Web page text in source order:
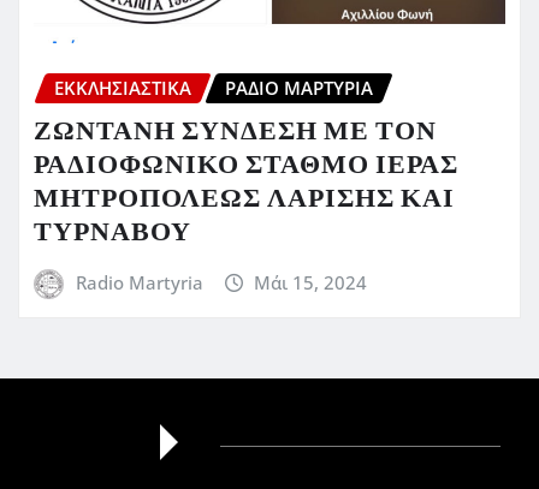
ΕΚΚΛΗΣΙΑΣΤΙΚΆ ΡΆΔΙΟ ΜΑΡΤΥΡΊΑ
ΖΩΝΤΑΝΗ ΣΥΝΔΕΣΗ ΜΕ ΤΟΝ
ΡΑΔΙΟΦΩΝΙΚΟ ΣΤΑΘΜΟ ΙΕΡΑΣ
ΜΗΤΡΟΠΟΛΕΩΣ ΛΑΡΙΣΗΣ ΚΑΙ
ΤΥΡΝΑΒΟΥ
Radio Martyria Μάι 15, 2024